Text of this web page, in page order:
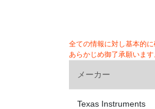
全ての情報に対し基本的
あらかじめ御了承願います
メーカー
Texas Instruments